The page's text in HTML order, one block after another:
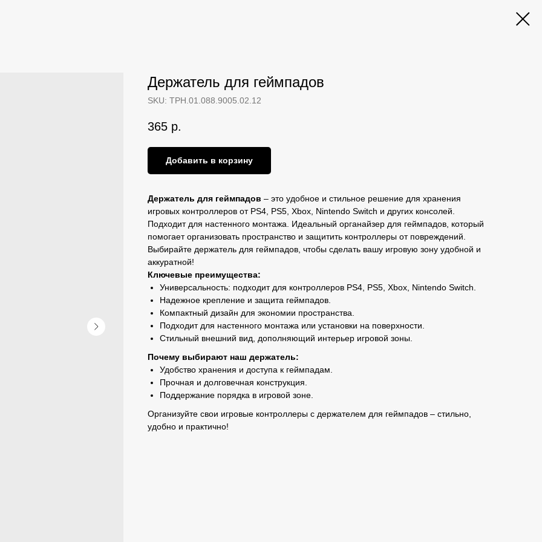
Держатель для геймпадов
SKU: ТРН.01.088.9005.02.12
365 р.
Добавить в корзину
Держатель для геймпадов – это удобное и стильное решение для хранения
игровых контроллеров от PS4, PS5, Xbox, Nintendo Switch и других консолей.
Подходит для настенного монтажа. Идеальный органайзер для геймпадов, который
помогает организовать пространство и защитить контроллеры от повреждений.
Выбирайте держатель для геймпадов, чтобы сделать вашу игровую зону удобной и
аккуратной!
Ключевые преимущества:
Универсальность: подходит для контроллеров PS4, PS5, Xbox, Nintendo Switch.
Надежное крепление и защита геймпадов.
Компактный дизайн для экономии пространства.
Подходит для настенного монтажа или установки на поверхности.
Стильный внешний вид, дополняющий интерьер игровой зоны.
Почему выбирают наш держатель:
Удобство хранения и доступа к геймпадам.
Прочная и долговечная конструкция.
Поддержание порядка в игровой зоне.
Организуйте свои игровые контроллеры с держателем для геймпадов – стильно,
удобно и практично!